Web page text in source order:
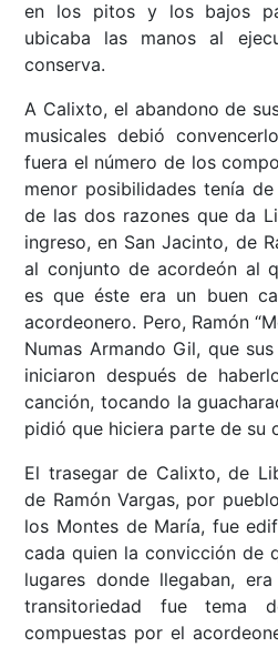
en los pitos y los bajos
ubicaba las manos al
conserva.
A Calixto, el abandono de
musicales debió
fuera el número de los
menor posibilidades tenía
de las dos razones que da
ingreso, en San Jacinto, de
al conjunto de acordeón al
es que éste era un buen
acordeonero. Pero, Ramón
Numas Armando Gil, que
iniciaron después de
canción, tocando la
pidió que hiciera parte de su
El trasegar de Calixto, de
de Ramón Vargas, por
los Montes de María, fue
cada quien la convicción de
lugares donde llegaban,
transitoriedad fue tema
compuestas por el